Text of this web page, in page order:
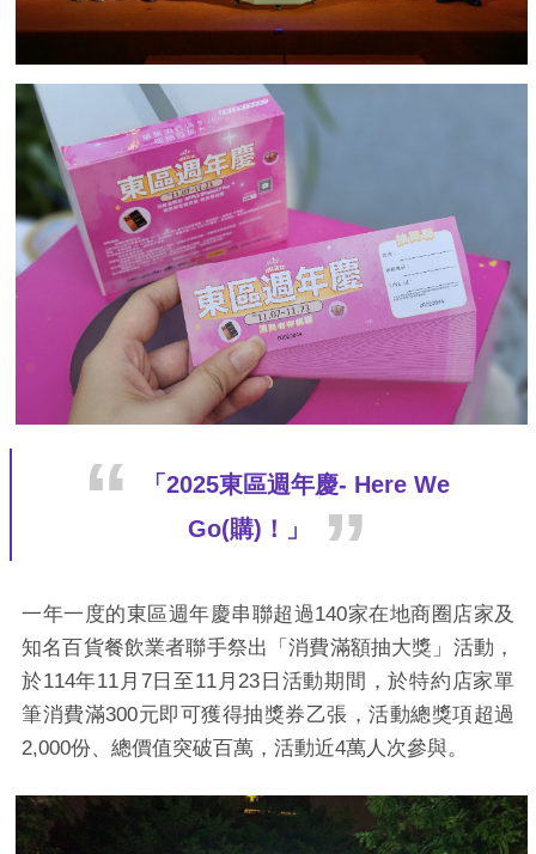
「2025東區週年慶- Here We
Go(購)！」
一年一度的東區週年慶串聯超過140家在地商圈店家及
知名百貨餐飲業者聯手祭出「消費滿額抽大獎」活動，
於114年11月7日至11月23日活動期間，於特約店家單
筆消費滿300元即可獲得抽獎券乙張，活動總獎項超過
2,000份、總價值突破百萬，活動近4萬人次參與。